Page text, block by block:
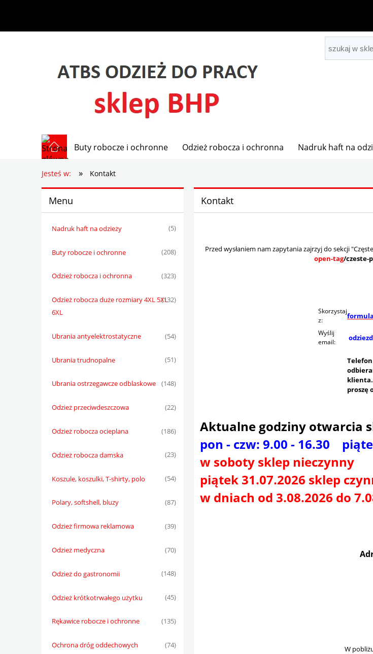
Buty robocze i ochronne Odzież robocza i ochronna Nadruk haft na
Jesteś w: » Kontakt
Menu
Nadruk haft na odzieży (5)
Buty robocze i ochronne (208)
Odzież robocza i ochronna (323)
Odzież robocza duże rozmiary 4XL 5XL
6XL
(132)
Ubrania antyelektrostatyczne (54)
Ubrania trudnopalne (51)
Ubrania ostrzegawcze odblaskowe (148)
Odzież przeciwdeszczowa (22)
Odzież robocza ocieplana (186)
Odzież robocza damska (23)
Koszule, koszulki, T-shirty, polo (54)
Polary, softshell, bluzy (87)
Odzież firmowa reklamowa (39)
Odzież medyczna (70)
Odzież do gastronomii (148)
Odzież krótkotrwałego użytku (45)
Rękawice robocze i ochronne (135)
Ochrona dróg oddechowych (74)
Kontakt
Przed wysłaniem nam zapytania zajrzyj do sekcji
open-tag/czeste-
Skorzystaj
z:
Wyślij
email:
klienta.
proszę
Aktualne godziny otwarcia
pon - czw: 9.00 - 16.30
w soboty sklep nieczynny
piątek 31.07.2026 sklep
w dniach od 3.08.2026 do
W